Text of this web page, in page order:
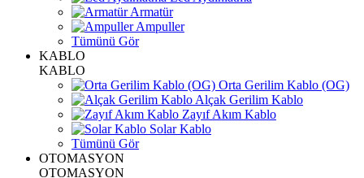
Armatür
Ampuller
Tümünü Gör
KABLO
KABLO
Orta Gerilim Kablo (OG)
Alçak Gerilim Kablo
Zayıf Akım Kablo
Solar Kablo
Tümünü Gör
OTOMASYON
OTOMASYON